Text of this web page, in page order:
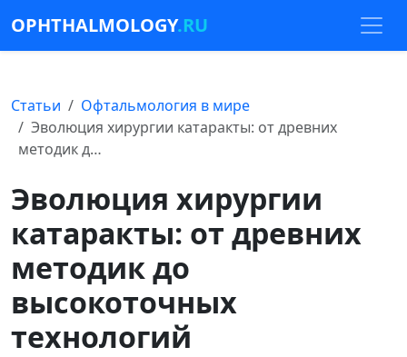
OPHTHALMOLOGY.RU
Статьи
Офтальмология в мире
Эволюция хирургии катаракты: от древних
методик д…
Эволюция хирургии
катаракты: от древних
методик до
высокоточных
технологий